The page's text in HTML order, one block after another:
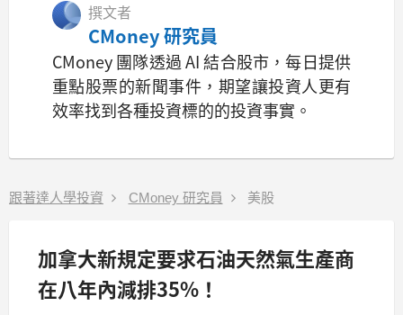
撰文者
CMoney 研究員
CMoney 團隊透過 AI 結合股市，每日提供
重點股票的新聞事件，期望讓投資人更有
效率找到各種投資標的的投資事實。
跟著達人學投資 CMoney 研究員 美股
加拿大新規定要求石油天然氣生產商
在八年內減排35%！